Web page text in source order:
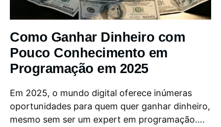
Como Ganhar Dinheiro com
Pouco Conhecimento em
Programação em 2025
Em 2025, o mundo digital oferece inúmeras
oportunidades para quem quer ganhar dinheiro,
mesmo sem ser um expert em programação....